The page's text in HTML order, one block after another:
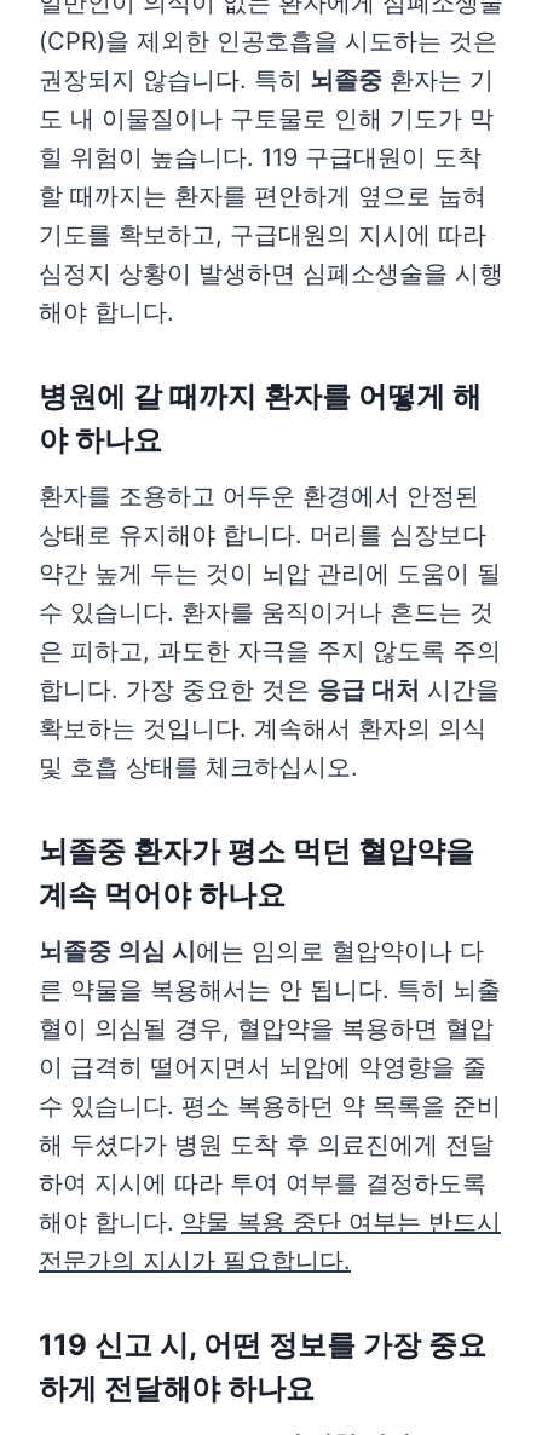
(CPR)을 제외한 인공호흡을 시도하는 것은
권장되지 않습니다. 특히 뇌졸중 환자는 기
도 내 이물질이나 구토물로 인해 기도가 막
힐 위험이 높습니다. 119 구급대원이 도착
할 때까지는 환자를 편안하게 옆으로 눕혀
기도를 확보하고, 구급대원의 지시에 따라
심정지 상황이 발생하면 심폐소생술을 시행
해야 합니다.
병원에 갈 때까지 환자를 어떻게 해
야 하나요
환자를 조용하고 어두운 환경에서 안정된
상태로 유지해야 합니다. 머리를 심장보다
약간 높게 두는 것이 뇌압 관리에 도움이 될
수 있습니다. 환자를 움직이거나 흔드는 것
은 피하고, 과도한 자극을 주지 않도록 주의
합니다. 가장 중요한 것은 응급 대처 시간을
확보하는 것입니다. 계속해서 환자의 의식
및 호흡 상태를 체크하십시오.
뇌졸중 환자가 평소 먹던 혈압약을
계속 먹어야 하나요
뇌졸중 의심 시에는 임의로 혈압약이나 다
른 약물을 복용해서는 안 됩니다. 특히 뇌출
혈이 의심될 경우, 혈압약을 복용하면 혈압
이 급격히 떨어지면서 뇌압에 악영향을 줄
수 있습니다. 평소 복용하던 약 목록을 준비
해 두셨다가 병원 도착 후 의료진에게 전달
하여 지시에 따라 투여 여부를 결정하도록
해야 합니다. 약물 복용 중단 여부는 반드시
전문가의 지시가 필요합니다.
119 신고 시, 어떤 정보를 가장 중요
하게 전달해야 하나요